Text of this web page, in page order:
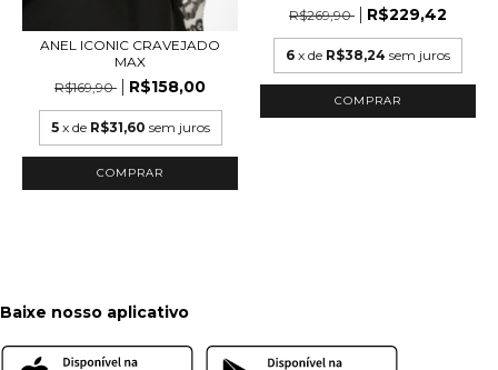
ANEL ICONIC CRAVEJADO
MAX
R$169,90
R$158,00
5 x de R$31,60 sem juros
COMPRAR
R$269,90
R$229,42
6 x de R$38,24 sem juros
COMPRAR
Baixe nosso aplicativo